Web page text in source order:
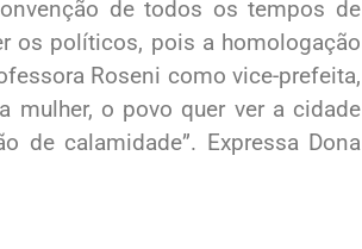
de todos os tempos de
os políticos, pois a homologação
Roseni como vice-prefeita,
mulher, o povo quer ver a cidade
de calamidade”. Expressa Dona